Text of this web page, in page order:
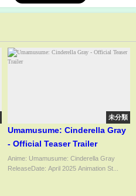
未分類
Umamusume: Cinderella Gray
- Official Teaser Trailer
Anime: Umamusume: Cinderella Gray
ReleaseDate: April 2025 Animation St...